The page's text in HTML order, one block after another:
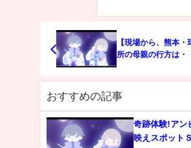
【現場から、熊本
所の母親の行方は・
おすすめの記事
奇跡体験!ア
映えスポット